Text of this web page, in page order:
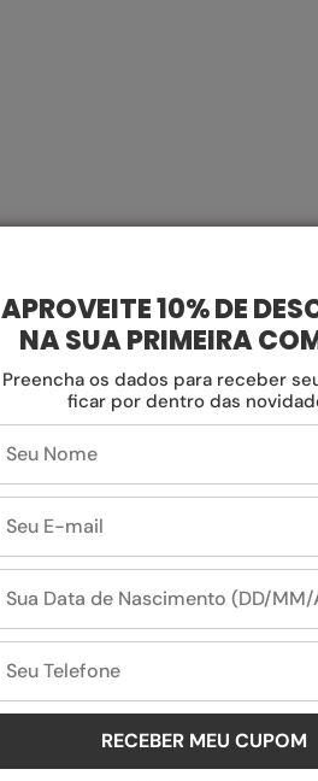
DESIGN
Liberte-se do comum.
inovadores são criados
Destaque-se da
da Evoke.
APROVEITE 10% DE
NA SUA PRIMEIRA
Preencha os dados para receber
ficar por dentro das
RECEBER MEU CUPOM